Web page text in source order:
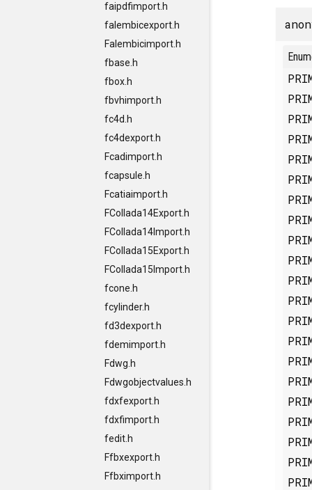
faipdfimport.h
falembicexport.h
Falembicimport.h
fbase.h
fbox.h
fbvhimport.h
fc4d.h
fc4dexport.h
Fcadimport.h
fcapsule.h
Fcatiaimport.h
FCollada14Export.h
FCollada14Import.h
FCollada15Export.h
FCollada15Import.h
fcone.h
fcylinder.h
fd3dexport.h
fdemimport.h
Fdwg.h
Fdwgobjectvalues.h
fdxfexport.h
fdxfimport.h
fedit.h
Ffbxexport.h
Ffbximport.h